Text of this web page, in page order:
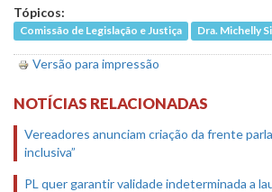
Tópicos:
Comissão de Legislação e Justiça Dra. Michelly
Versão para impressão
NOTÍCIAS RELACIONADAS
Vereadores anunciam criação da frente
inclusiva”
PL quer garantir validade indeterminada a